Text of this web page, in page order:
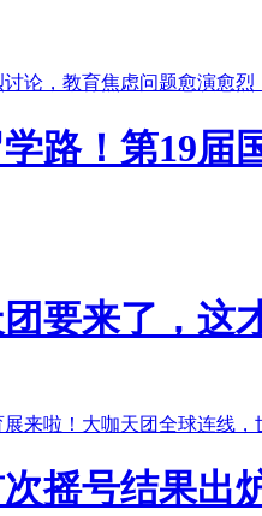
讨论，教育焦虑问题愈演愈
路！第19届
要来了，这
来啦！大咖天团全球连线，
摇号结果出